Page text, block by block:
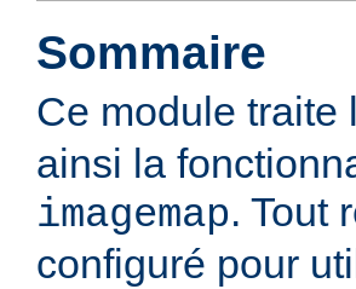
Sommaire
Ce module
ainsi la
imagemap. Tout
configuré pour